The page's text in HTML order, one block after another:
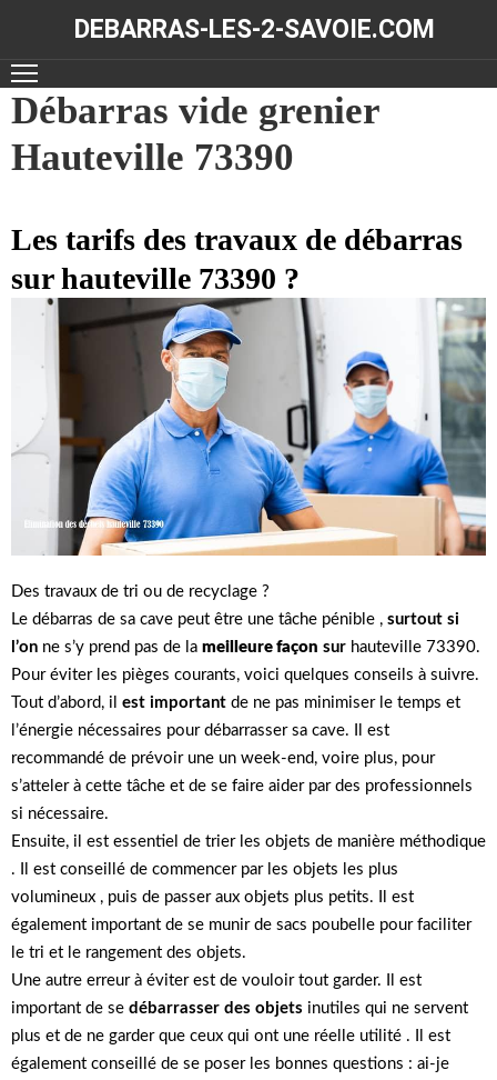
DEBARRAS-LES-2-SAVOIE.COM
ACCUEIL
DÉBARRAS
RÉALISATIONS
CONTACT
Débarras vide grenier
Hauteville 73390
Les tarifs des travaux de débarras
sur hauteville 73390 ?
Des travaux de tri ou de recyclage ?
Le débarras de sa cave peut être une tâche pénible , surtout si
l’on ne s’y prend pas de la meilleure façon sur hauteville 73390.
Pour éviter les pièges courants, voici quelques conseils à suivre.
Tout d’abord, il est important de ne pas minimiser le temps et
l’énergie nécessaires pour débarrasser sa cave. Il est
recommandé de prévoir une un week-end, voire plus, pour
s’atteler à cette tâche et de se faire aider par des professionnels
si nécessaire.
Ensuite, il est essentiel de trier les objets de manière méthodique
. Il est conseillé de commencer par les objets les plus
volumineux , puis de passer aux objets plus petits. Il est
également important de se munir de sacs poubelle pour faciliter
le tri et le rangement des objets.
Une autre erreur à éviter est de vouloir tout garder. Il est
important de se débarrasser des objets inutiles qui ne servent
plus et de ne garder que ceux qui ont une réelle utilité . Il est
également conseillé de se poser les bonnes questions : ai-je